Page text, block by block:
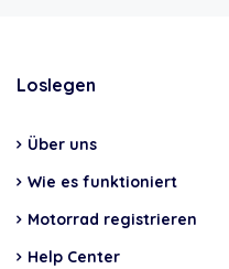
Loslegen
Über uns
Wie es funktioniert
Motorrad registrieren
Help Center